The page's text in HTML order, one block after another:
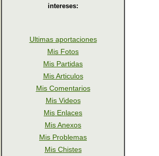
intereses:
Ultimas aportaciones
Mis Fotos
Mis Partidas
Mis Articulos
Mis Comentarios
Mis Videos
Mis Enlaces
Mis Anexos
Mis Problemas
Mis Chistes